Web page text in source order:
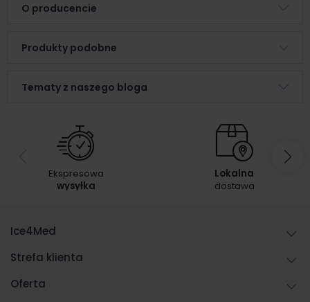
O producencie
Produkty podobne
Tematy z naszego bloga
Ekspresowa
wysyłka
Lokalna
dostawa
Ice4Med
Strefa klienta
Oferta